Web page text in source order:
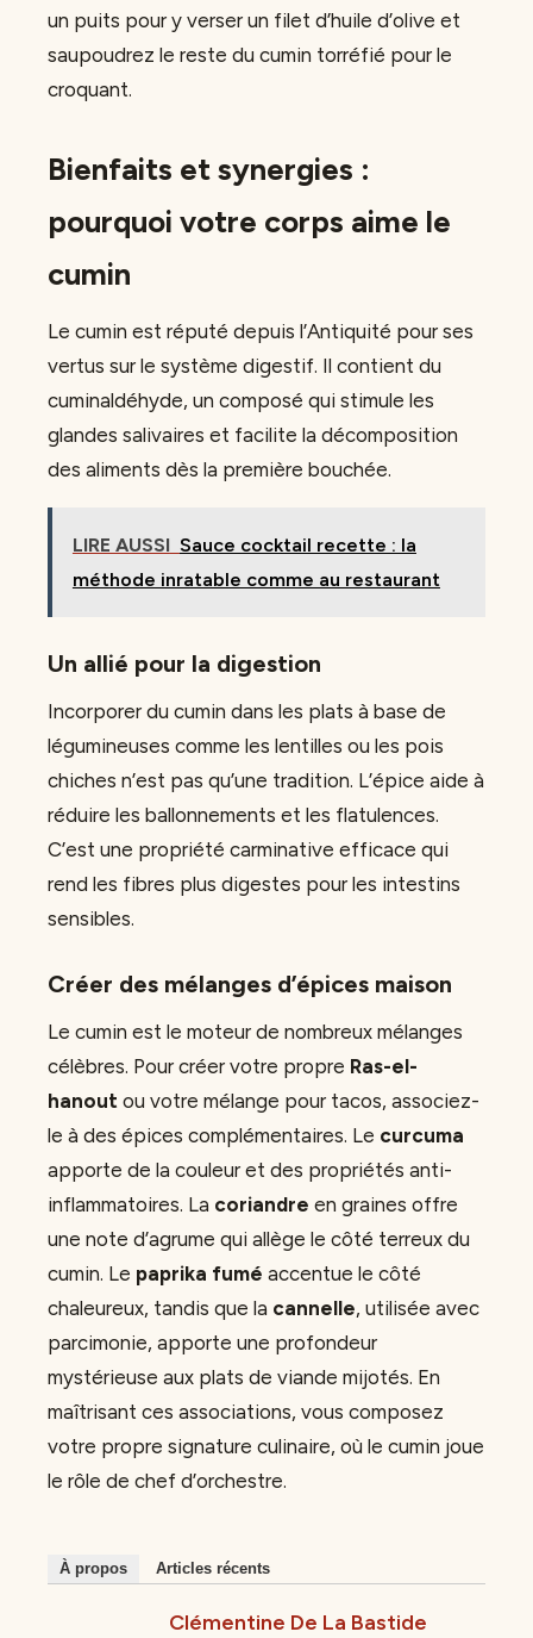
un puits pour y verser un filet d’huile d’olive et
saupoudrez le reste du cumin torréfié pour le
croquant.
Bienfaits et synergies :
pourquoi votre corps aime le
cumin
Le cumin est réputé depuis l’Antiquité pour ses
vertus sur le système digestif. Il contient du
cuminaldéhyde, un composé qui stimule les
glandes salivaires et facilite la décomposition
des aliments dès la première bouchée.
LIRE AUSSI Sauce cocktail recette : la
méthode inratable comme au restaurant
Un allié pour la digestion
Incorporer du cumin dans les plats à base de
légumineuses comme les lentilles ou les pois
chiches n’est pas qu’une tradition. L’épice aide à
réduire les ballonnements et les flatulences.
C’est une propriété carminative efficace qui
rend les fibres plus digestes pour les intestins
sensibles.
Créer des mélanges d’épices maison
Le cumin est le moteur de nombreux mélanges
célèbres. Pour créer votre propre Ras-el-
hanout ou votre mélange pour tacos, associez-
le à des épices complémentaires. Le curcuma
apporte de la couleur et des propriétés anti-
inflammatoires. La coriandre en graines offre
une note d’agrume qui allège le côté terreux du
cumin. Le paprika fumé accentue le côté
chaleureux, tandis que la cannelle, utilisée avec
parcimonie, apporte une profondeur
mystérieuse aux plats de viande mijotés. En
maîtrisant ces associations, vous composez
votre propre signature culinaire, où le cumin joue
le rôle de chef d’orchestre.
À propos Articles récents
Clémentine De La Bastide